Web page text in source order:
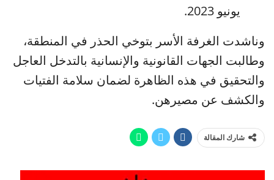
يونيو 2023.
وناشدت الغرفة الأسر بتوخي الحذر في المنطقة،
وطالبت الجهات القانونية والإنسانية بالتدخل العاجل
والتحقيق في هذه الظاهرة لضمان سلامة الفتيات
والكشف عن مصيرهن.
شارك المقالة